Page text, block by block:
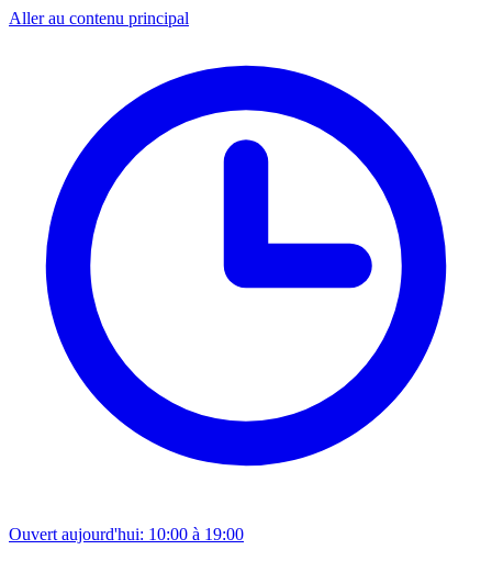
Aller au contenu principal
Ouvert aujourd'hui: 10:00 à 19:00